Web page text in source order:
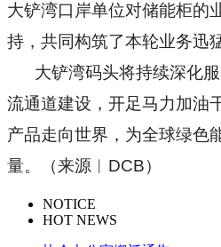
大铲湾口岸单位对储能柜的
持，共同构筑了本轮业务迅
大铲湾码头将持续深化
流通道建设，开足马力加油
产品走向世界，为全球绿色
量。（来源︱DCB）
NOTICE
HOT NEWS